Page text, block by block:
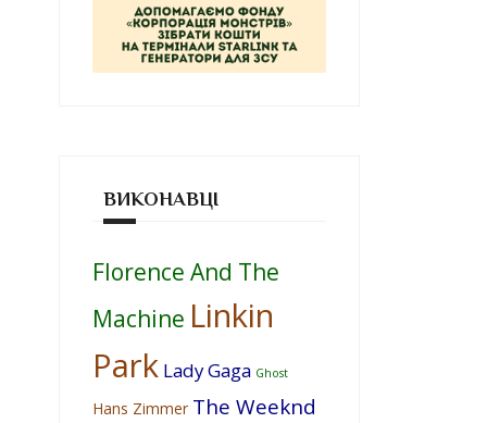
ВИКОНАВЦІ
Florence And The
Machine Linkin
Park Lady Gaga Ghost
Hans Zimmer The Weeknd